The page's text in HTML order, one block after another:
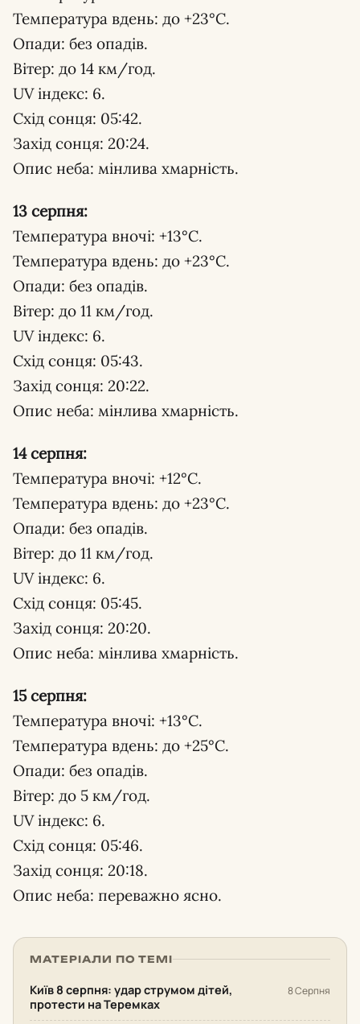
Температура вдень: до +23°С.
Опади: без опадів.
Вітер: до 14 км/год.
UV індекс: 6.
Схід сонця: 05:42.
Захід сонця: 20:24.
Опис неба: мінлива хмарність.
13 серпня:
Температура вночі: +13°С.
Температура вдень: до +23°С.
Опади: без опадів.
Вітер: до 11 км/год.
UV індекс: 6.
Схід сонця: 05:43.
Захід сонця: 20:22.
Опис неба: мінлива хмарність.
14 серпня:
Температура вночі: +12°С.
Температура вдень: до +23°С.
Опади: без опадів.
Вітер: до 11 км/год.
UV індекс: 6.
Схід сонця: 05:45.
Захід сонця: 20:20.
Опис неба: мінлива хмарність.
15 серпня:
Температура вночі: +13°С.
Температура вдень: до +25°С.
Опади: без опадів.
Вітер: до 5 км/год.
UV індекс: 6.
Схід сонця: 05:46.
Захід сонця: 20:18.
Опис неба: переважно ясно.
МАТЕРІАЛИ ПО ТЕМІ
Київ 8 серпня: удар струмом дітей,
протести на Теремках
8 Серпня